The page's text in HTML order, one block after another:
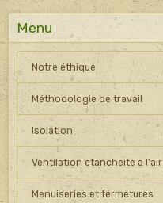
Menu
Notre éthique
Méthodologie de travail
Isolation
Ventilation étanchéité à l'air
Menuiseries et fermetures